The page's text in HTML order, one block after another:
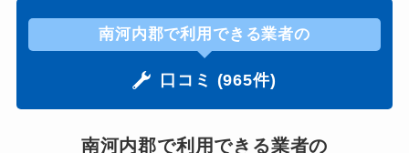
南河内郡で利用できる業者の
口コミ (965件)
南河内郡で利用できる業者の